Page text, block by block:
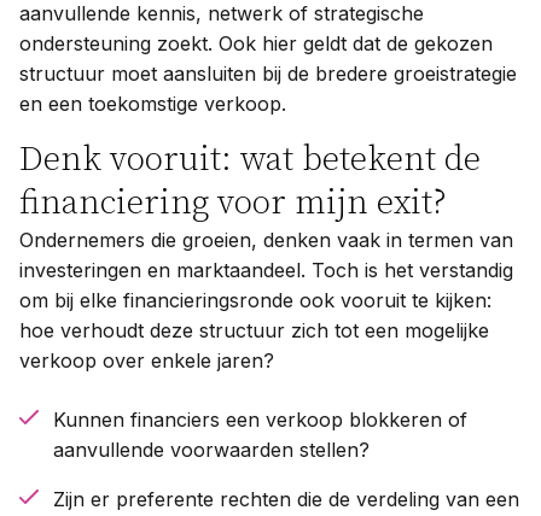
aanvullende kennis, netwerk of strategische
ondersteuning zoekt. Ook hier geldt dat de gekozen
structuur moet aansluiten bij de bredere groeistrategie
en een toekomstige verkoop.
Denk vooruit: wat betekent de
financiering voor mijn exit?
Ondernemers die groeien, denken vaak in termen van
investeringen en marktaandeel. Toch is het verstandig
om bij elke financieringsronde ook vooruit te kijken:
hoe verhoudt deze structuur zich tot een mogelijke
verkoop over enkele jaren?
Kunnen financiers een verkoop blokkeren of
aanvullende voorwaarden stellen?
Zijn er preferente rechten die de verdeling van een